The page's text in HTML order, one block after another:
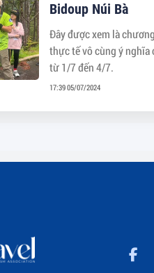
Bidoup Núi Bà
Đây được xem là
thực tế vô cùng ý nghĩa
từ 1/7 đến 4/7.
17:39 05/07/2024